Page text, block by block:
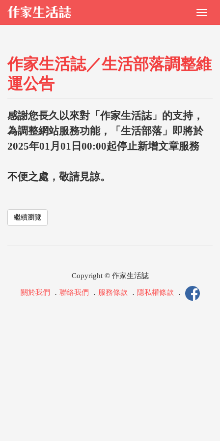
作家生活誌／生活部落調整維
運公告
感謝您長久以來對「作家生活誌」的支持，
為調整網站服務功能，「生活部落」即將於
2025年01月01日00:00起停止新增文章服務
不便之處，敬請見諒。
繼續瀏覽
Copyright © 作家生活誌
關於我們 ． 聯絡我們 ． 服務條款 ． 隱私權條款 ．